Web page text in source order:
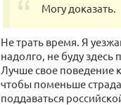
Могу доказать.
Не трать время. Я
надолго, не буду здесь
Лучше свое поведение
чтобы поменьше
поддаваться